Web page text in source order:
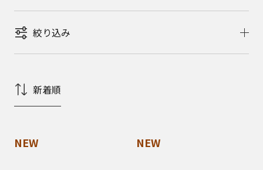
絞り込み
新着順
NEW NEW